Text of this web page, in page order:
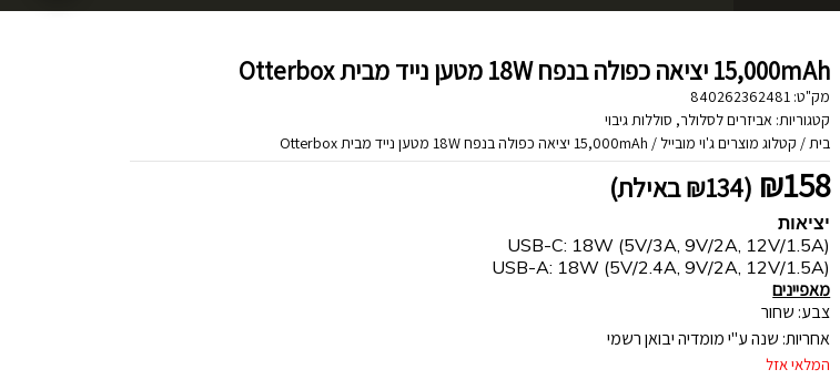
15,000mAh יציאה כפולה בנפח 18W מטען נייד מבית Otterbox
מק"ט: 840262362481
קטגוריות: אביזרים לסלולר, סוללות גיבוי
בית/ קטלוג מוצרים ג'וי מובייל / 15,000mAh יציאה כפולה בנפח 18W מטען נייד מבית Otterbox
₪158
(
₪134 באילת)
יציאות
USB-C: 18W (5V/3A, 9V/2A, 12V/1.5A)
USB-A: 18W (5V/2.4A, 9V/2A, 12V/1.5A)
מאפיינים
צבע: שחור
אחריות: שנה ע"י מומדיה יבואן רשמי
המלאי אזל